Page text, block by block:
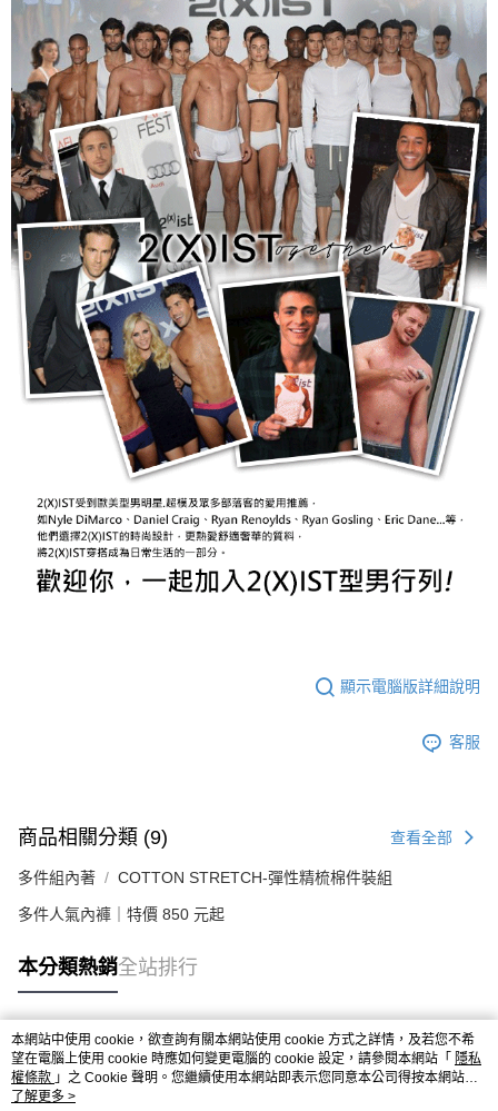
顯示電腦版詳細說明
客服
商品相關分類 (9) 查看全部
多件組內著 COTTON STRETCH-彈性精梳棉件裝組
多件人氣內褲｜特價 850 元起
本分類熱銷全站排行
熱門標籤
本網站中使用 cookie，欲查詢有關本網站使用 cookie 方式之詳情，及若您不希
望在電腦上使用 cookie 時應如何變更電腦的 cookie 設定，請參閱本網站「 隱私
權條款 」之 Cookie 聲明。您繼續使用本網站即表示您同意本公司得按本網站使
用條款之 Cookie 聲明使用 cookie。
了解更多 >